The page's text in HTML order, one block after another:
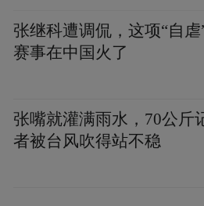
张继科遭调侃，这项“自虐
赛事在中国火了
张嘴就灌满雨水，70公斤
者被台风吹得站不稳